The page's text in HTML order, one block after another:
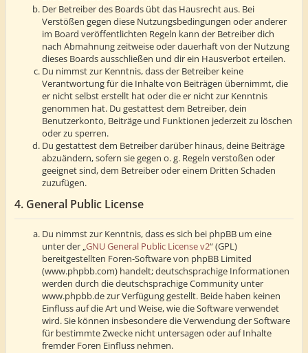
Der Betreiber des Boards übt das Hausrecht aus. Bei
Verstößen gegen diese Nutzungsbedingungen oder anderer
im Board veröffentlichten Regeln kann der Betreiber dich
nach Abmahnung zeitweise oder dauerhaft von der Nutzung
dieses Boards ausschließen und dir ein Hausverbot erteilen.
Du nimmst zur Kenntnis, dass der Betreiber keine
Verantwortung für die Inhalte von Beiträgen übernimmt, die
er nicht selbst erstellt hat oder die er nicht zur Kenntnis
genommen hat. Du gestattest dem Betreiber, dein
Benutzerkonto, Beiträge und Funktionen jederzeit zu löschen
oder zu sperren.
Du gestattest dem Betreiber darüber hinaus, deine Beiträge
abzuändern, sofern sie gegen o. g. Regeln verstoßen oder
geeignet sind, dem Betreiber oder einem Dritten Schaden
zuzufügen.
4. General Public License
Du nimmst zur Kenntnis, dass es sich bei phpBB um eine
unter der „GNU General Public License v2“ (GPL)
bereitgestellten Foren-Software von phpBB Limited
(www.phpbb.com) handelt; deutschsprachige Informationen
werden durch die deutschsprachige Community unter
www.phpbb.de zur Verfügung gestellt. Beide haben keinen
Einfluss auf die Art und Weise, wie die Software verwendet
wird. Sie können insbesondere die Verwendung der Software
für bestimmte Zwecke nicht untersagen oder auf Inhalte
fremder Foren Einfluss nehmen.